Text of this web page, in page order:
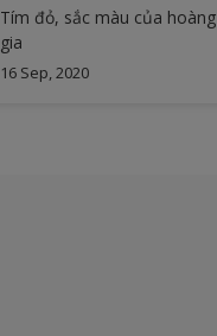
Tím đỏ, sắc màu của hoàng
gia
16 Sep, 2020